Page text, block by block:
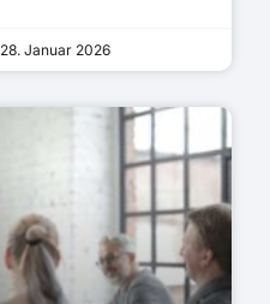
28. Januar 2026